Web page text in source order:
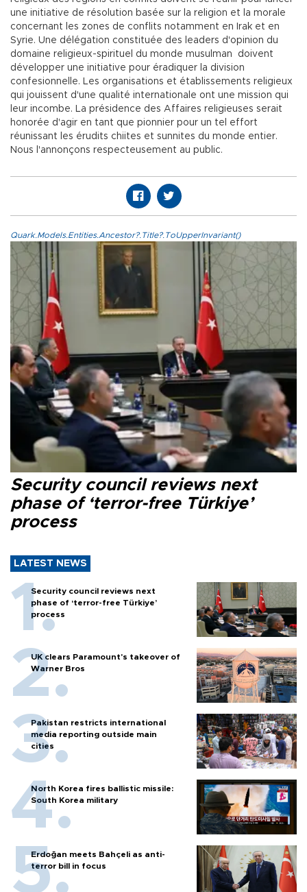
une initiative de résolution basée sur la religion et la morale
concernant les zones de conflits notamment en Irak et en
Syrie. Une délégation constituée des leaders d'opinion du
domaine religieux-spirituel du monde musulman doivent
développer une initiative pour éradiquer la division
confesionnelle. Les organisations et établissements religieux
qui jouissent d'une qualité internationale ont une mission qui
leur incombe. La présidence des Affaires religieuses serait
honorée d'agir en tant que pionnier pour un tel effort
réunissant les érudits chiites et sunnites du monde entier.
Nous l'annonçons respecteusement au public.
Quark.Models.Entities.Ancestor?.Title?.ToUpperInvariant()
Security council reviews next
phase of ‘terror-free Türkiye’
process
LATEST NEWS
Security council reviews next
phase of ‘terror-free Türkiye’
process
UK clears Paramount's takeover of
Warner Bros
Pakistan restricts international
media reporting outside main
cities
North Korea fires ballistic missile:
South Korea military
Erdoğan meets Bahçeli as anti-
terror bill in focus